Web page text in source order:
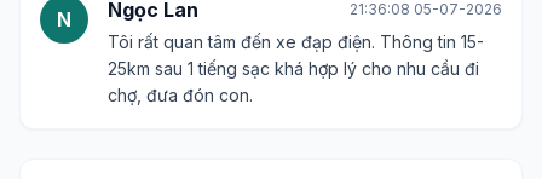
N Ngọc Lan 21:36:08 05-07-2026
Tôi rất quan tâm đến xe đạp điện. Thông tin 15-
25km sau 1 tiếng sạc khá hợp lý cho nhu cầu đi
chợ, đưa đón con.